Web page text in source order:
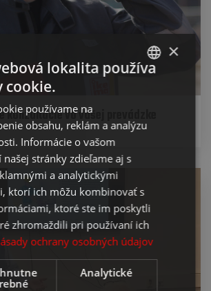
konzultácie vo vašej prevádzke
×
lokalita používa
cookie.
používame na
obsahu, reklám a analýzu
Informácie o vašom
našej stránky zdieľame aj s
a analytickými
ktorí ich môžu kombinovať s
ktoré ste im poskytli
zhromaždili pri používaní ich
ochrany osobných údajov
Analytické